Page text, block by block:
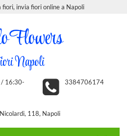
fiori, invia fiori online a Napoli
/ 16:30-
3384706174
118, Napoli